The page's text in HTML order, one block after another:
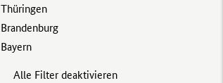
Thüringen
Brandenburg
Bayern
Alle Filter deaktivieren